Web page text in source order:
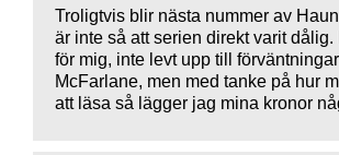
Troligtvis blir nästa nummer av
är inte så att serien direkt varit
för mig, inte levt upp till
McFarlane, men med tanke på hur
att läsa så lägger jag mina kronor